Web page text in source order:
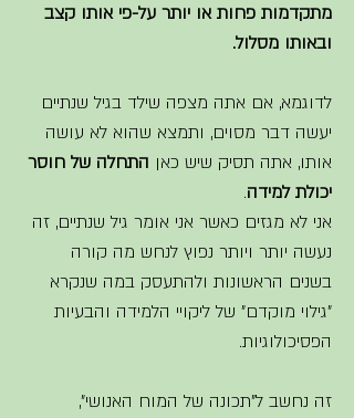
מתקדמות פחות או יותר על-פי אותו קצב
ובאותו מסלול.
לדוגמא, אם אתה מצפה שילד בגיל שנתיים
יעשה דבר מסוים, ותמצא שהוא לא עושה
אותו, אתה תסיק שיש כאן התחלה של חוסר
יכולת למידה.
אני לא מגזים כאשר אני אומר גיל שנתיים, זה
נעשה יותר ויותר נפוץ לנחש מה קורה
בשנים הראשונות ולהתעסק במה שנקרא
"גילוי מוקדם" של ליקויי הלמידה והבעיות
הפסיכולוגיות.
זה נחשב ל"תכונה של המוח האנושי",